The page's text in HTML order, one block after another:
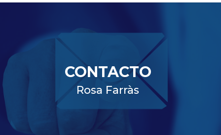
CONTACTO
Rosa Farràs